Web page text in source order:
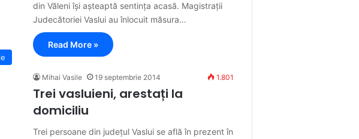
din Văleni își așteaptă sentința acasă. Magistrații
Judecătoriei Vaslui au înlocuit măsura…
Read More »
Mihai Vasile 19 septembrie 2014 1.801
Trei vasluieni, arestați la
domiciliu
Trei persoane din județul Vaslui se află în prezent în